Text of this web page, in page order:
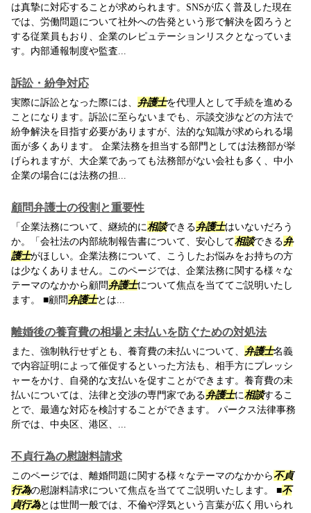
は真摯に対応することが求められます。SNSが広く普及した現在
では、労働問題について社外への告発という形で解決を図ろうと
する従業員もおり、企業のレピュテーションリスクとなっていま
す。内部通報制度や監査...
訴訟・紛争対応
実際に訴訟となった際には、 弁護士を代理人として手続を進める
ことになります。訴訟に至らないまでも、示談交渉などの方法で
紛争解決を目指す必要がありますが、法的な知識が求められる場
面が多くあります。 企業法務を担当する部門としては法務部が挙
げられますが、大企業であっても法務部がない会社も多く、中小
企業の場合には法務の担...
顧問弁護士の役割と重要性
「企業法務について、継続的に相談できる弁護士はいないだろう
か。「会社法の内部統制報告書について、安心して相談できる弁
護士がほしい。企業法務について、こうしたお悩みをお持ちの方
は少なくありません。このページでは、企業法務に関する様々な
テーマのなかから顧問弁護士について焦点を当ててご説明いたし
ます。 ■顧問弁護士とは...
離婚後の養育費の相場と未払いを防ぐための対処法
また、強制執行せずとも、養育費の未払いについて、 弁護士名義
で内容証明によって催促するといった方法も、相手方にプレッシ
ャーをかけ、自発的な支払いを促すことができます。養育費の未
払いについては、法律と交渉の専門家である弁護士に相談するこ
とで、最適な対応を検討することができます。 パークス法律事務
所では、中央区、港区、...
不貞行為の慰謝料請求
このページでは、離婚問題に関する様々なテーマのなかから不貞
行為の慰謝料請求について焦点を当ててご説明いたします。 ■不
貞行為とは世間一般では、不倫や浮気という言葉が広く用いられ